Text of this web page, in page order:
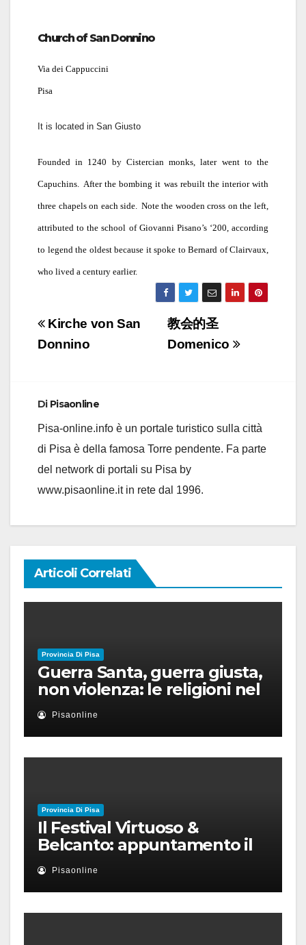
Church of San Donnino
Via dei Cappuccini
Pisa
It is located in San Giusto
Founded in 1240 by Cistercian monks, later went to the
Capuchins. After the bombing it was rebuilt the interior with
three chapels on each side. Note the wooden cross on the left,
attributed to the school of Giovanni Pisano’s ‘200, according
to legend the oldest because it spoke to Bernard of Clairvaux,
who lived a century earlier.
Navigazione
articoli
教会的圣
Domenico
Kirche von San
Donnino
Di Pisaonline
Pisa-online.info è un portale turistico sulla città
di Pisa è della famosa Torre pendente. Fa parte
del network di portali su Pisa by
www.pisaonline.it in rete dal 1996.
Articoli Correlati
Provincia Di Pisa
Guerra Santa, guerra giusta,
non violenza: le religioni nel
nuovo disordine mondiale
Pisaonline
Provincia Di Pisa
Il Festival Virtuoso &
Belcanto: appuntamento il
28 luglio a Palazzo Blu con
Ruben Micieli
Pisaonline